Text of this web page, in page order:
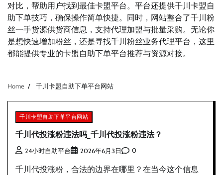
对比，帮助用户找到最佳卡盟平台。平台还提供千川卡盟自
助下单技巧，确保操作简单快捷。同时，网站整合了千川粉
丝一手货源供货商信息，支持代理加盟与批量采购。无论你
是想快速增加粉丝，还是寻找千川粉丝业务代理平台，这里
都能提供专业的卡盟自助下单平台推荐与资源对接。
Home 千川卡盟自助下单平台网站
千川卡盟自助下单平台网站
千川代投涨粉违法吗_千川代投涨粉违法？
24小时自助平台 2026年6月3日 0
千川代投涨粉，合法的边界在哪里？在当今这个信息